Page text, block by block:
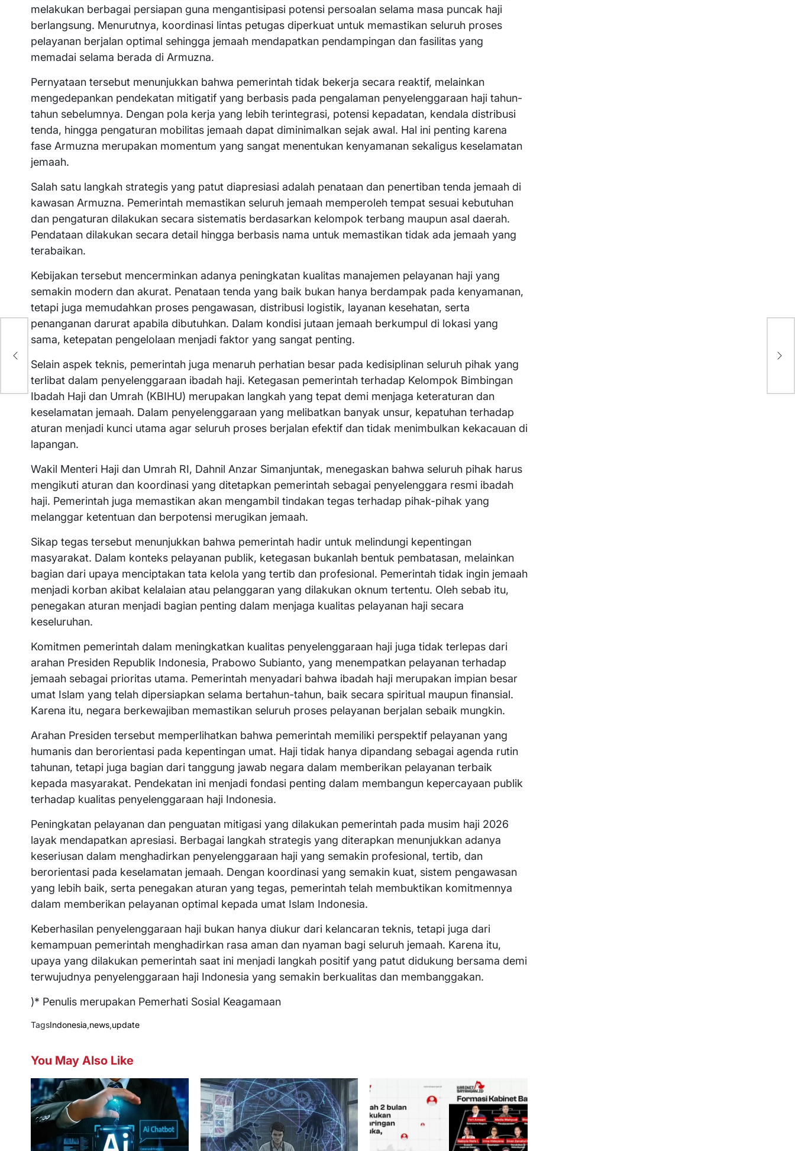
melakukan berbagai persiapan guna mengantisipasi potensi persoalan selama masa puncak haji
berlangsung. Menurutnya, koordinasi lintas petugas diperkuat untuk memastikan seluruh proses
pelayanan berjalan optimal sehingga jemaah mendapatkan pendampingan dan fasilitas yang
memadai selama berada di Armuzna.
Pernyataan tersebut menunjukkan bahwa pemerintah tidak bekerja secara reaktif, melainkan
mengedepankan pendekatan mitigatif yang berbasis pada pengalaman penyelenggaraan haji tahun-
tahun sebelumnya. Dengan pola kerja yang lebih terintegrasi, potensi kepadatan, kendala distribusi
tenda, hingga pengaturan mobilitas jemaah dapat diminimalkan sejak awal. Hal ini penting karena
fase Armuzna merupakan momentum yang sangat menentukan kenyamanan sekaligus keselamatan
jemaah.
Salah satu langkah strategis yang patut diapresiasi adalah penataan dan penertiban tenda jemaah di
kawasan Armuzna. Pemerintah memastikan seluruh jemaah memperoleh tempat sesuai kebutuhan
dan pengaturan dilakukan secara sistematis berdasarkan kelompok terbang maupun asal daerah.
Pendataan dilakukan secara detail hingga berbasis nama untuk memastikan tidak ada jemaah yang
terabaikan.
Kebijakan tersebut mencerminkan adanya peningkatan kualitas manajemen pelayanan haji yang
semakin modern dan akurat. Penataan tenda yang baik bukan hanya berdampak pada kenyamanan,
tetapi juga memudahkan proses pengawasan, distribusi logistik, layanan kesehatan, serta
penanganan darurat apabila dibutuhkan. Dalam kondisi jutaan jemaah berkumpul di lokasi yang
sama, ketepatan pengelolaan menjadi faktor yang sangat penting.
Selain aspek teknis, pemerintah juga menaruh perhatian besar pada kedisiplinan seluruh pihak yang
terlibat dalam penyelenggaraan ibadah haji. Ketegasan pemerintah terhadap Kelompok Bimbingan
Ibadah Haji dan Umrah (KBIHU) merupakan langkah yang tepat demi menjaga keteraturan dan
keselamatan jemaah. Dalam penyelenggaraan yang melibatkan banyak unsur, kepatuhan terhadap
aturan menjadi kunci utama agar seluruh proses berjalan efektif dan tidak menimbulkan kekacauan di
lapangan.
Wakil Menteri Haji dan Umrah RI, Dahnil Anzar Simanjuntak, menegaskan bahwa seluruh pihak harus
mengikuti aturan dan koordinasi yang ditetapkan pemerintah sebagai penyelenggara resmi ibadah
haji. Pemerintah juga memastikan akan mengambil tindakan tegas terhadap pihak-pihak yang
melanggar ketentuan dan berpotensi merugikan jemaah.
Sikap tegas tersebut menunjukkan bahwa pemerintah hadir untuk melindungi kepentingan
masyarakat. Dalam konteks pelayanan publik, ketegasan bukanlah bentuk pembatasan, melainkan
bagian dari upaya menciptakan tata kelola yang tertib dan profesional. Pemerintah tidak ingin jemaah
menjadi korban akibat kelalaian atau pelanggaran yang dilakukan oknum tertentu. Oleh sebab itu,
penegakan aturan menjadi bagian penting dalam menjaga kualitas pelayanan haji secara
keseluruhan.
Komitmen pemerintah dalam meningkatkan kualitas penyelenggaraan haji juga tidak terlepas dari
arahan Presiden Republik Indonesia, Prabowo Subianto, yang menempatkan pelayanan terhadap
jemaah sebagai prioritas utama. Pemerintah menyadari bahwa ibadah haji merupakan impian besar
umat Islam yang telah dipersiapkan selama bertahun-tahun, baik secara spiritual maupun finansial.
Karena itu, negara berkewajiban memastikan seluruh proses pelayanan berjalan sebaik mungkin.
Arahan Presiden tersebut memperlihatkan bahwa pemerintah memiliki perspektif pelayanan yang
humanis dan berorientasi pada kepentingan umat. Haji tidak hanya dipandang sebagai agenda rutin
tahunan, tetapi juga bagian dari tanggung jawab negara dalam memberikan pelayanan terbaik
kepada masyarakat. Pendekatan ini menjadi fondasi penting dalam membangun kepercayaan publik
terhadap kualitas penyelenggaraan haji Indonesia.
Peningkatan pelayanan dan penguatan mitigasi yang dilakukan pemerintah pada musim haji 2026
layak mendapatkan apresiasi. Berbagai langkah strategis yang diterapkan menunjukkan adanya
keseriusan dalam menghadirkan penyelenggaraan haji yang semakin profesional, tertib, dan
berorientasi pada keselamatan jemaah. Dengan koordinasi yang semakin kuat, sistem pengawasan
yang lebih baik, serta penegakan aturan yang tegas, pemerintah telah membuktikan komitmennya
dalam memberikan pelayanan optimal kepada umat Islam Indonesia.
Keberhasilan penyelenggaraan haji bukan hanya diukur dari kelancaran teknis, tetapi juga dari
kemampuan pemerintah menghadirkan rasa aman dan nyaman bagi seluruh jemaah. Karena itu,
upaya yang dilakukan pemerintah saat ini menjadi langkah positif yang patut didukung bersama demi
terwujudnya penyelenggaraan haji Indonesia yang semakin berkualitas dan membanggakan.
)* Penulis merupakan Pemerhati Sosial Keagamaan
TagsIndonesia,news,update
You May Also Like